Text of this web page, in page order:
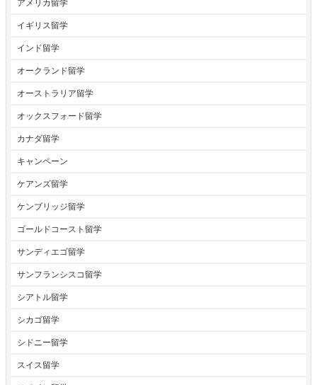
アメリカ留学
イギリス留学
インド留学
オークランド留学
オーストラリア留学
オックスフォード留学
カナダ留学
キャンペーン
ケアンズ留学
ケンブリッジ留学
ゴールドコースト留学
サンディエゴ留学
サンフランシスコ留学
シアトル留学
シカゴ留学
シドニー留学
スイス留学